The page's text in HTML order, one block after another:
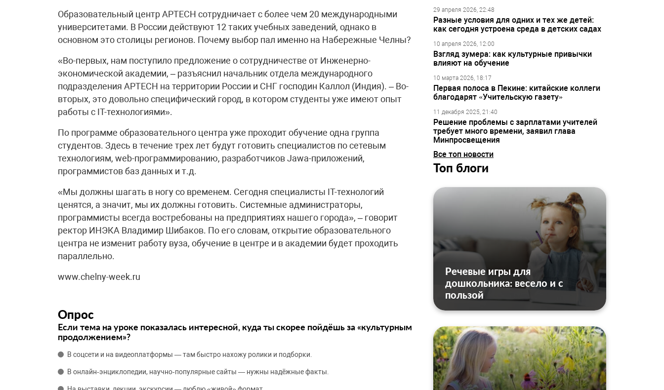
Образовательный центр APTECH сотрудничает с более чем 20 международными
университетами. В России действуют 12 таких учебных заведений, однако в
основном это столицы регионов. Почему выбор пал именно на Набережные Челны?
«Во-первых, нам поступило предложение о сотрудничестве от Инженерно-
экономической академии, – разъяснил начальник отдела международного
подразделения APTECH на территории России и СНГ господин Каллол (Индия). – Во-
вторых, это довольно специфический город, в котором студенты уже имеют опыт
работы с IT-технологиями».
По программе образовательного центра уже проходит обучение одна группа
студентов. Здесь в течение трех лет будут готовить специалистов по сетевым
технологиям, web-программированию, разработчиков Jawa-приложений,
программистов баз данных и т.д.
«Мы должны шагать в ногу со временем. Сегодня специалисты IT-технологий
ценятся, а значит, мы их должны готовить. Системные администраторы,
программисты всегда востребованы на предприятиях нашего города», – говорит
ректор ИНЭКА Владимир Шибаков. По его словам, открытие образовательного
центра не изменит работу вуза, обучение в центре и в академии будет проходить
параллельно.
www.chelny-week.ru
Опрос
Если тема на уроке показалась интересной, куда ты скорее пойдёшь за «культурным
продолжением»?
В соцсети и на видеоплатформы — там быстро нахожу ролики и подборки.
В онлайн‑энциклопедии, научно‑популярные сайты — нужны надёжные факты.
29 апреля 2026, 22:48
Разные условия для одних и тех же детей:
как сегодня устроена среда в детских садах
10 апреля 2026, 12:00
Взгляд зумера: как культурные привычки
влияют на обучение
10 марта 2026, 18:17
Первая полоса в Пекине: китайские коллеги
благодарят «Учительскую газету»
11 декабря 2025, 21:40
Решение проблемы с зарплатами учителей
требует много времени, заявил глава
Минпросвещения
Все топ новости
Топ блоги
Речевые игры для
дошкольника: весело и с
пользой